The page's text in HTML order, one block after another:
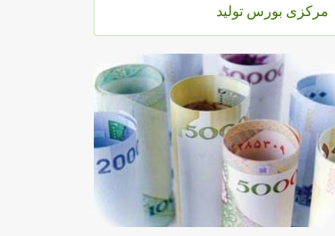
مركزی بورس تولید